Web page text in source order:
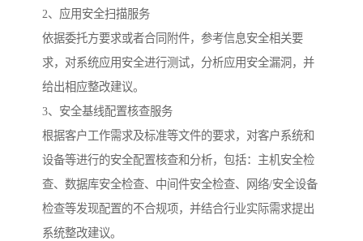
2、应用安全扫描服务
依据委托方要求或者合同附件，参考信息安全相关要
求，对系统应用安全进行测试，分析应用安全漏洞，并
给出相应整改建议。
3、安全基线配置核查服务
根据客户工作需求及标准等文件的要求，对客户系统和
设备等进行的安全配置核查和分析，包括：主机安全检
查、数据库安全检查、中间件安全检查、网络/安全设备
检查等发现配置的不合规项，并结合行业实际需求提出
系统整改建议。